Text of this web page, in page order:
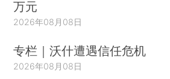
万元
2026年08月08日
专栏｜沃什遭遇信任危机
2026年08月08日